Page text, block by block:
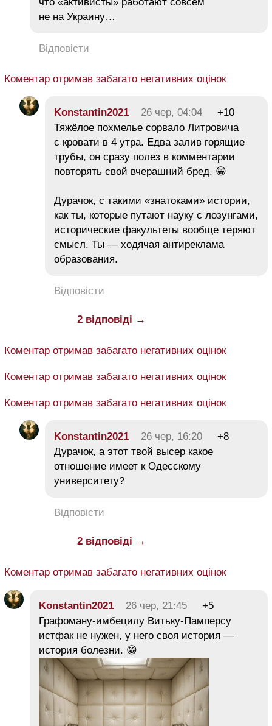
не на Украину…
Відповісти
Коментар отримав забагато негативних оцінок
Konstantin2021 26 чер, 04:04
+10
Тяжёлое похмелье сорвало Литровича
с кровати в 4 утра. Едва залив горящие
трубы, он сразу полез в комментарии
повторять свой вчерашний бред. 😁
​Дурачок, с такими «знатоками» истории,
как ты, которые путают науку с лозунгами,
исторические факультеты вообще теряют
смысл. Ты — ходячая антиреклама
образования.
Відповісти
2 відповіді →
Коментар отримав забагато негативних оцінок
Коментар отримав забагато негативних оцінок
Коментар отримав забагато негативних оцінок
Konstantin2021 26 чер, 16:20
+8
Дурачок, а этот твой высер какое
отношение имеет к Одесскому
университету?
Відповісти
2 відповіді →
Коментар отримав забагато негативних оцінок
Konstantin2021 26 чер, 21:45
+5
Графоману-имбецилу Витьку-Памперсу
истфак не нужен, у него своя история —
история болезни. 😁